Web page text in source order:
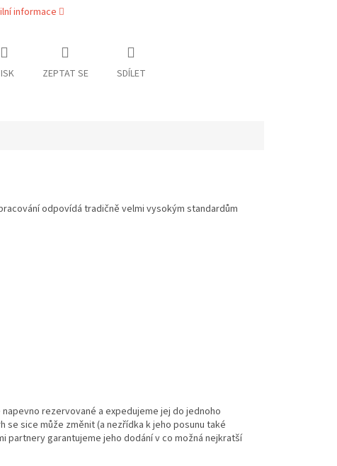
informace
ZEPTAT SE SDÍLET
odpovídá tradičně velmi vysokým standardům
rezervované a expedujeme jej do jednoho
se sice může změnit (a nezřídka k jeho posunu také
partnery garantujeme jeho dodání v co možná nejkratší